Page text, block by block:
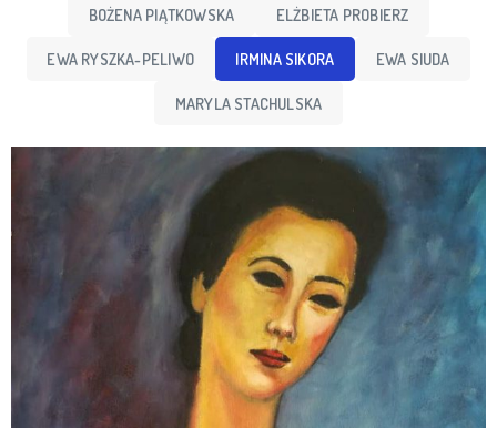
BOŻENA PIĄTKOWSKA ELŻBIETA PROBIERZ
EWA RYSZKA-PELIWO IRMINA SIKORA EWA SIUDA
MARYLA STACHULSKA